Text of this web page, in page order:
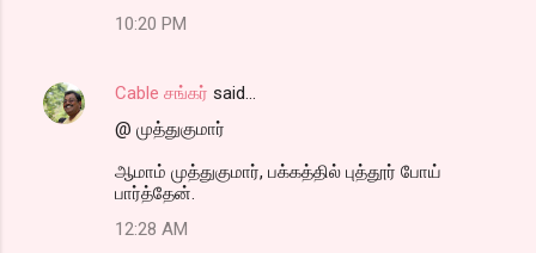
10:20 PM
Cable சங்கர் said…
@ முத்துகுமார்
ஆமாம் முத்துகுமார், பக்கத்தில் புத்தூர் போய்
பார்த்தேன்.
12:28 AM